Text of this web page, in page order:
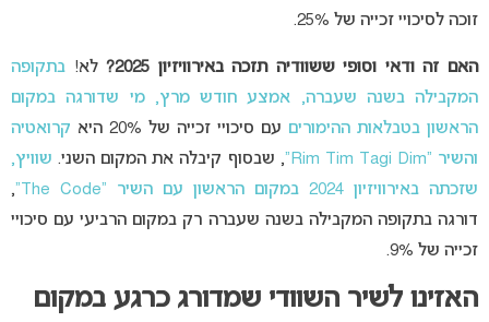
זוכה לסיכויי זכייה של 25%.
האם זה ודאי וסופי ששוודיה תזכה באירוויזיון 2025? לא! בתקופה
המקבילה בשנה שעברה, אמצע חודש מרץ, מי שדורגה במקום
הראשון בטבלאות ההימורים עם סיכויי זכייה של 20% היא
קרואטיה
והשיר “Rim Tim Tagi Dim”
, שבסוף קיבלה את המקום השני. שוויץ,
שזכתה באירוויזיון 2024 במקום הראשון עם השיר “The Code”
,
דורגה בתקופה המקבילה בשנה שעברה רק במקום הרביעי עם סיכויי
זכייה של 9%.
האזינו לשיר השוודי שמדורג כרגע במקום